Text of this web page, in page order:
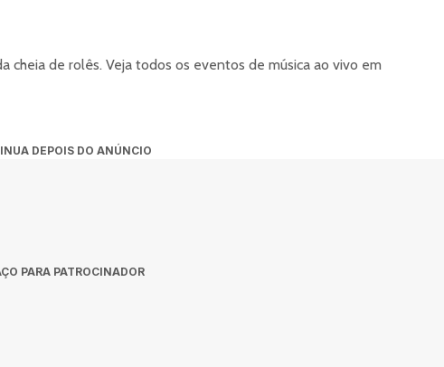
de rolês. Veja todos os eventos de música ao vivo em
DEPOIS DO ANÚNCIO
PARA PATROCINADOR